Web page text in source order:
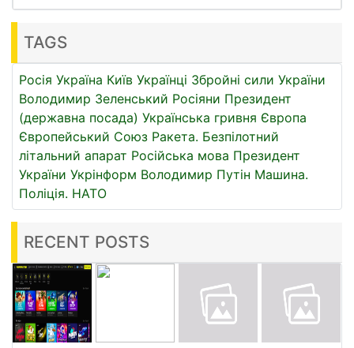
TAGS
Росія Україна Київ Українці Збройні сили України
Володимир Зеленський Росіяни Президент
(державна посада) Українська гривня Європа
Європейський Союз Ракета. Безпілотний
літальний апарат Російська мова Президент
України Укрінформ Володимир Путін Машина.
Поліція. НАТО
RECENT POSTS